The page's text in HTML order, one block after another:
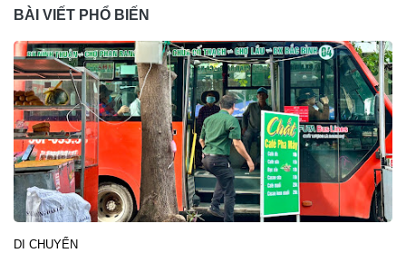
BÀI VIẾT PHỔ BIẾN
DI CHUYỂN